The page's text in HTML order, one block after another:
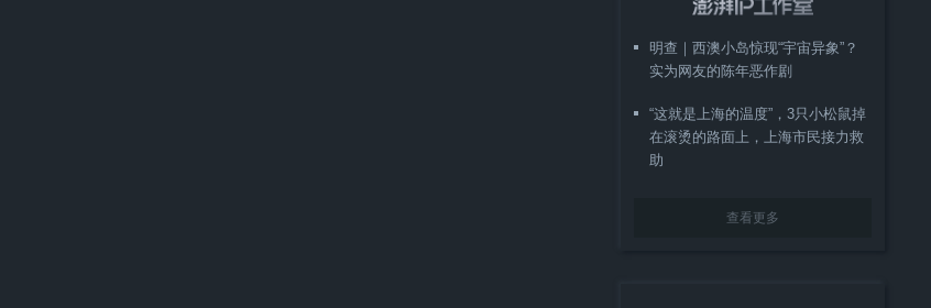
明查｜西澳小岛惊现“宇宙异象”？
实为网友的陈年恶作剧
“这就是上海的温度”，3只小松鼠掉
在滚烫的路面上，上海市民接力救
助
查看更多